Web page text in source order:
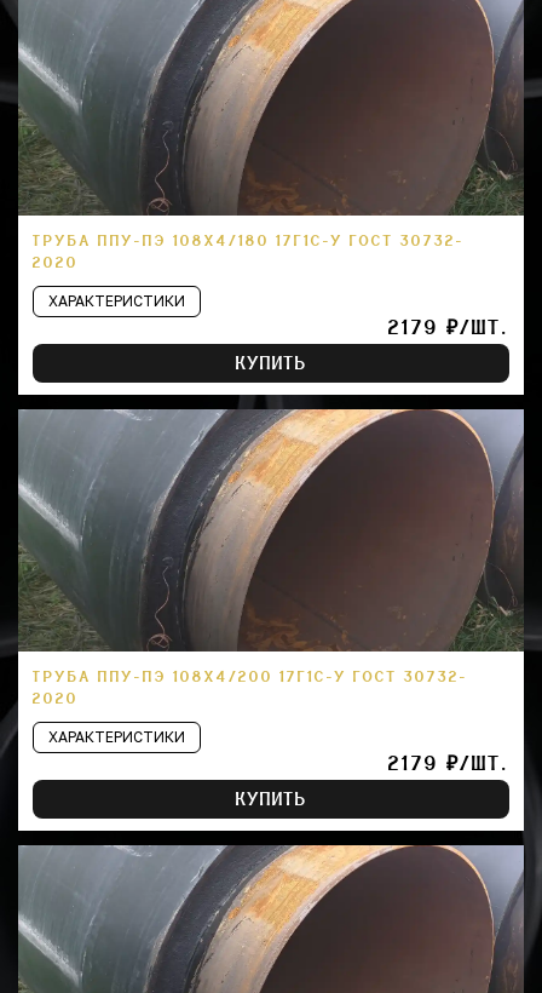
ТРУБА ППУ-ПЭ 108Х4/180 17Г1С-У ГОСТ 30732-
2020
ХАРАКТЕРИСТИКИ
2179 ₽/ШТ.
КУПИТЬ
ТРУБА ППУ-ПЭ 108Х4/200 17Г1С-У ГОСТ 30732-
2020
ХАРАКТЕРИСТИКИ
2179 ₽/ШТ.
КУПИТЬ